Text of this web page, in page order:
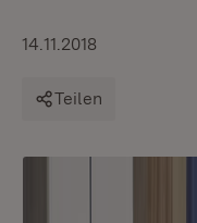
14.11.2018
Teilen